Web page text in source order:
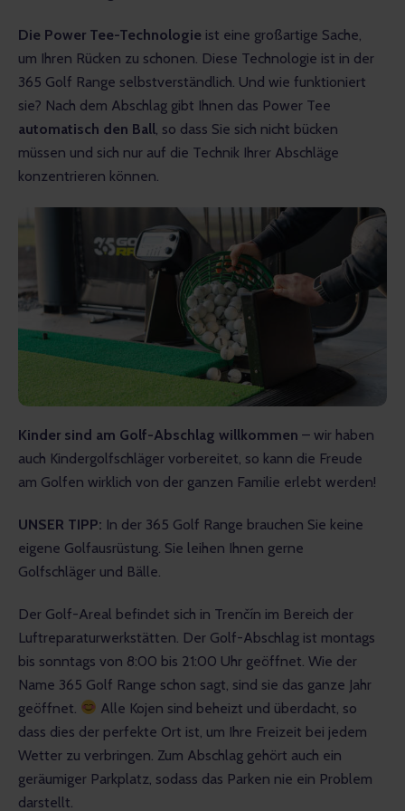
Die Power Tee-Technologie ist eine großartige Sache,
um Ihren Rücken zu schonen. Diese Technologie ist in der
365 Golf Range selbstverständlich. Und wie funktioniert
sie? Nach dem Abschlag gibt Ihnen das Power Tee
automatisch den Ball, so dass Sie sich nicht bücken
müssen und sich nur auf die Technik Ihrer Abschläge
konzentrieren können.
Kinder sind am Golf-Abschlag willkommen – wir haben
auch Kindergolfschläger vorbereitet, so kann die Freude
am Golfen wirklich von der ganzen Familie erlebt werden!
UNSER TIPP: In der 365 Golf Range brauchen Sie keine
eigene Golfausrüstung. Sie leihen Ihnen gerne
Golfschläger und Bälle.
Der Golf-Areal befindet sich in Trenčín im Bereich der
Luftreparaturwerkstätten. Der Golf-Abschlag ist montags
bis sonntags von 8:00 bis 21:00 Uhr geöffnet. Wie der
Name 365 Golf Range schon sagt, sind sie das ganze Jahr
geöffnet.
Alle Kojen sind beheizt und überdacht, so
dass dies der perfekte Ort ist, um Ihre Freizeit bei jedem
Wetter zu verbringen. Zum Abschlag gehört auch ein
geräumiger Parkplatz, sodass das Parken nie ein Problem
darstellt.